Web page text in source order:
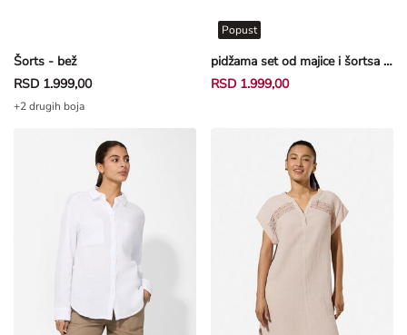
Šorts - bež
RSD 1.999,00
+2 drugih boja
pidžama set od majice i šortsa - prljavobela
Popust
RSD 1.999,00